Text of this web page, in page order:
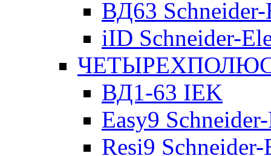
ВД63
iID Schneider-
ВД1-63 IEK
Easy9
Resi9